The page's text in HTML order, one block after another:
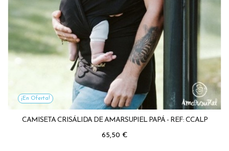
¡En Oferta!
CAMISETA CRISÁLIDA DE AMARSUPIEL PAPÁ - REF: CCALP
Precio
65,50 €